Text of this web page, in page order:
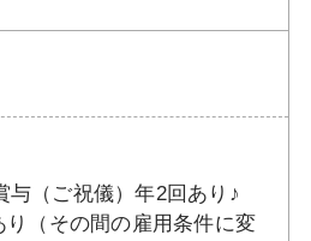
与（ご祝儀）年2回あり♪
り（その間の雇用条件に変